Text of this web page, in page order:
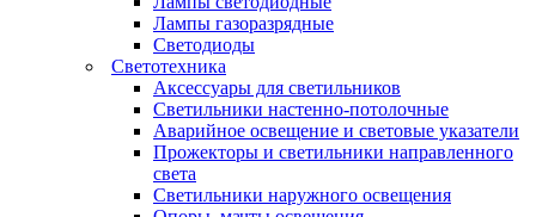
Лампы газоразрядные
Светодиоды
Светотехника
Аксессуары для светильников
Светильники настенно-потолочные
Аварийное освещение и световые указатели
Прожекторы и светильники направленного
света
Светильники наружного освещения